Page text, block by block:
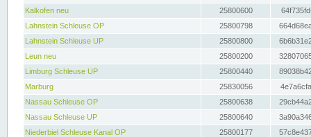
Kalkofen neu
25800600
Lahnstein Schleuse OP
25800798
Lahnstein Schleuse UP
25800800
Leun neu
25800200
Limburg Schleuse UP
25800440
Marburg
25830056
Nassau Schleuse OP
25800638
Nassau Schleuse UP
25800640
Niederbiel Schleuse Kanal OP
25800177